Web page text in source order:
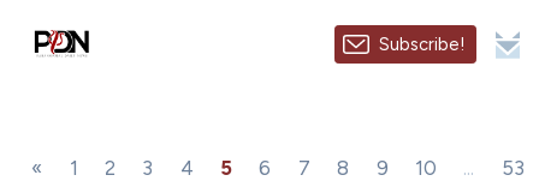
Subscribe!
« 1 2 3 4 5 6 7 8 9 10 ... 53